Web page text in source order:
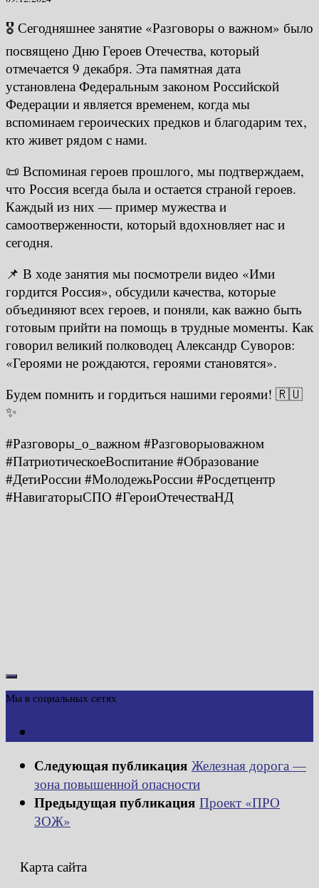
🎖 Сегодняшнее занятие «Разговоры о важном» было
посвящено Дню Героев Отечества, который
отмечается 9 декабря. Эта памятная дата
установлена Федеральным законом Российской
Федерации и является временем, когда мы
вспоминаем героических предков и благодарим тех,
кто живет рядом с нами.
📜 Вспоминая героев прошлого, мы подтверждаем,
что Россия всегда была и остается страной героев.
Каждый из них — пример мужества и
самоотверженности, который вдохновляет нас и
сегодня.
📌 В ходе занятия мы посмотрели видео «Ими
гордится Россия», обсудили качества, которые
объединяют всех героев, и поняли, как важно быть
готовым прийти на помощь в трудные моменты. Как
говорил великий полководец Александр Суворов:
«Героями не рождаются, героями становятся».
Будем помнить и гордиться нашими героями! 🇷🇺
✨
#Разговоры_о_важном #Разговорыоважном
#ПатриотическоеВоспитание #Образование
#ДетиРоссии #МолодежьРоссии #Росдетцентр
#НавигаторыСПО #ГероиОтечестваНД
Мы в социальных сетях
Следующая публикация Железная дорога —
зона повышенной опасности
Предыдущая публикация Проект «ПРО
ЗОЖ»
Карта сайта